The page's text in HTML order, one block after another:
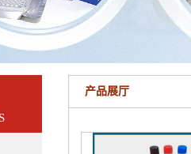
产品展厅